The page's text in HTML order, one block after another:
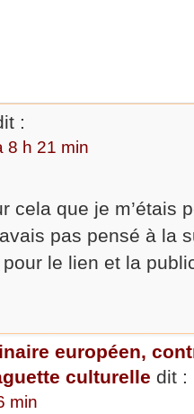
:
8 h 21 min
cela que je m’étais
pas pensé à la
le lien et la
européen,
culturelle dit :
min